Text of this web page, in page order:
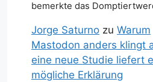
bemerkte das
Jorge Saturno zu Warum
Mastodon anders klingt
eine neue Studie liefert
mögliche Erklärung